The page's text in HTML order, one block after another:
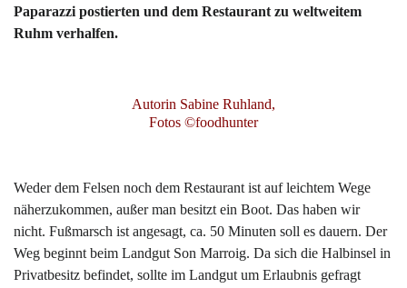
Paparazzi postierten und dem Restaurant zu weltweitem
Ruhm verhalfen.
Autorin Sabine Ruhland,
Fotos ©foodhunter
Weder dem Felsen noch dem Restaurant ist auf leichtem Wege
näherzukommen, außer man besitzt ein Boot. Das haben wir
nicht. Fußmarsch ist angesagt, ca. 50 Minuten soll es dauern. Der
Weg beginnt beim Landgut Son Marroig. Da sich die Halbinsel in
Privatbesitz befindet, sollte im Landgut um Erlaubnis gefragt